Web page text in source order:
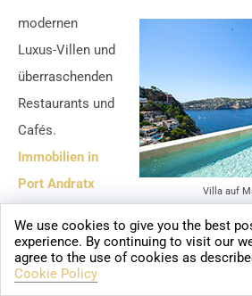
Villa auf
modernen
Luxus-Villen und
überraschenden
Restaurants und
Cafés.
Immobilien in
Port Andratx
traumhafte Buchten und Sandstrände,
Yacht Hafen und der einfach
We use cookies to give you the best
experience. By continuing to visit our
agree to the use of cookies as
Cookie Policy